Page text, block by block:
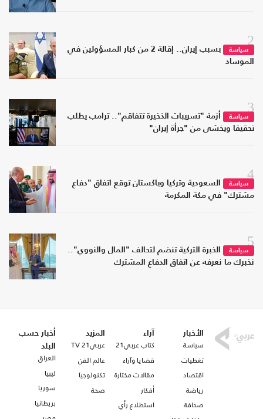
2
سياسة
بسبب إيران.. إقالة 2 من كبار المسؤولين في
الموساد
3
سياسة
أزمة "تسريبات الذخيرة تتفاقم".. ترامب يطلب
تحقيقا ويخشى من "جرأة إيران"
4
سياسة
السعودية وتركيا وباكستان توقع اتفاق "دفاع
مشترك" في مكة المكرمة
5
سياسة
الخبرة التركية تنضم لتحالف "المال والنووي"..
نخبرك ما نعرفه عن اتفاق الدفاع المشترك
الأخبار
سياسة
تغطيات
اقتصاد
رياضة
صحافة
آراء
كتاب عربي21
قضايا وآراء
مقالات مختارة
أفكار
استطلاع رأي
المزيد
عربي21 TV
عالم الفن
تكنولوجيا
صحة
أخبار حسب
البلد
العراق
ليبيا
سوريا
بريطانيا